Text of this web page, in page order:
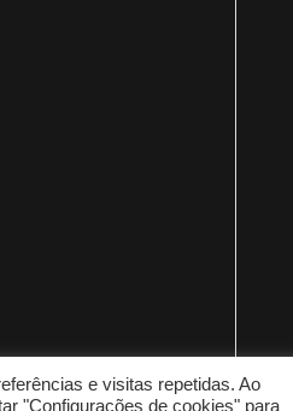
e visitas repetidas. Ao
"Configurações de cookies" para